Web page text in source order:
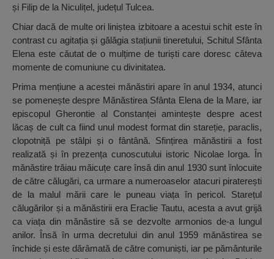
și Filip de la Niculițel, județul Tulcea.
Chiar dacă de multe ori liniștea izbitoare a acestui schit este în
contrast cu agitația și gălăgia stațiunii tineretului, Schitul Sfânta
Elena este căutat de o mulțime de turiști care doresc câteva
momente de comuniune cu divinitatea.
Prima mențiune a acestei mănăstiri apare în anul 1934, atunci
se pomenește despre Mănăstirea Sfânta Elena de la Mare, iar
episcopul Gherontie al Constanței amintește despre acest
lăcaș de cult ca fiind unul modest format din stareție, paraclis,
clopotniță pe stâlpi și o fântână. Sfințirea mănăstirii a fost
realizată și în prezența cunoscutului istoric Nicolae Iorga. În
mănăstire trăiau măicuțe care însă din anul 1930 sunt înlocuite
de către călugări, ca urmare a numeroaselor atacuri piraterești
de la malul mării care le puneau viața în pericol. Starețul
călugărilor și a mănăstirii era Eraclie Tautu, acesta a avut grijă
ca viața din mănăstire să se dezvolte armonios de-a lungul
anilor. Însă în urma decretului din anul 1959 mănăstirea se
închide și este dărâmată de către comuniști, iar pe pământurile